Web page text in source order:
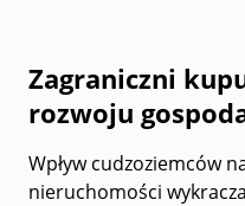
Zagraniczni
rozwoju
Wpływ cudzoziemców
nieruchomości